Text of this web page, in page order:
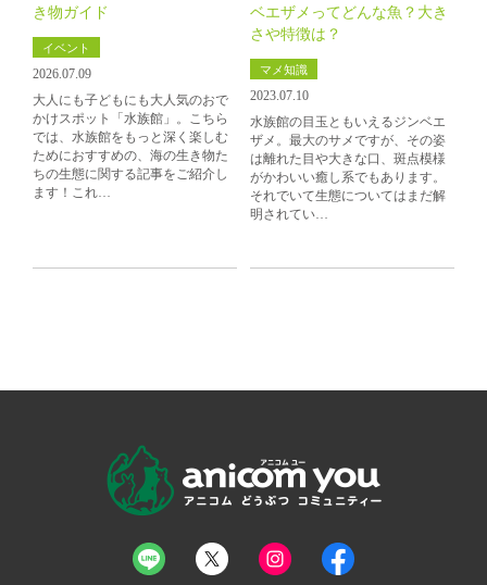
き物ガイド
イベント
2026.07.09
大人にも子どもにも大人気のおで
かけスポット「水族館」。こちら
では、水族館をもっと深く楽しむ
ためにおすすめの、海の生き物た
ちの生態に関する記事をご紹介し
ます！これ…
ベエザメってどんな魚？大き
さや特徴は？
マメ知識
2023.07.10
水族館の目玉ともいえるジンベエ
ザメ。最大のサメですが、その姿
は離れた目や大きな口、斑点模様
がかわいい癒し系でもあります。
それでいて生態についてはまだ解
明されてい…